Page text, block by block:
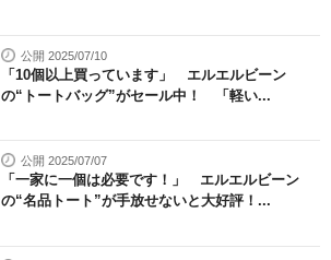
公開 2025/07/10
「10個以上買っています」 エルエルビーン
の“トートバッグ”がセール中！ 「軽い...
公開 2025/07/07
「一家に一個は必要です！」 エルエルビーン
の“名品トート”が手放せないと大好評！...